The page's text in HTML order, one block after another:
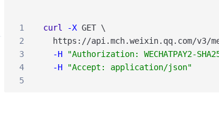
1 curl -X GET \
2
https : //api .mch.weixin.qq.com/v3/
3
-H
"Authorization: WECHATPAY2-
4
-H
"Accept: application/json"
5